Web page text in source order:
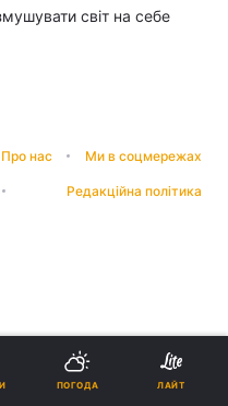
світ на себе
Про нас Ми в соцмережах
Редакційна політика
ПОГОДА ЛАЙТ